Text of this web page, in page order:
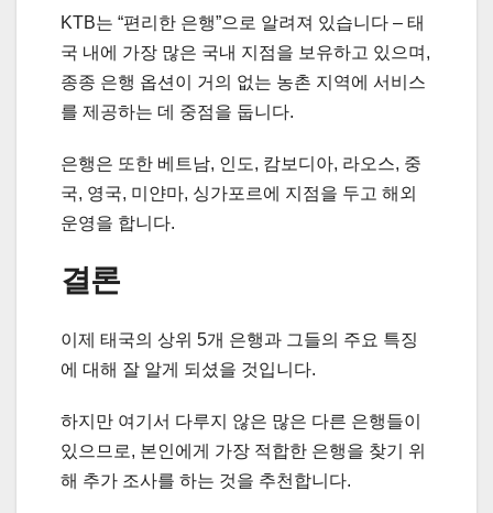
KTB는 “편리한 은행”으로 알려져 있습니다 – 태
국 내에 가장 많은 국내 지점을 보유하고 있으며,
종종 은행 옵션이 거의 없는 농촌 지역에 서비스
를 제공하는 데 중점을 둡니다.
은행은 또한 베트남, 인도, 캄보디아, 라오스, 중
국, 영국, 미얀마, 싱가포르에 지점을 두고 해외
운영을 합니다.
결론
이제 태국의 상위 5개 은행과 그들의 주요 특징
에 대해 잘 알게 되셨을 것입니다.
하지만 여기서 다루지 않은 많은 다른 은행들이
있으므로, 본인에게 가장 적합한 은행을 찾기 위
해 추가 조사를 하는 것을 추천합니다.